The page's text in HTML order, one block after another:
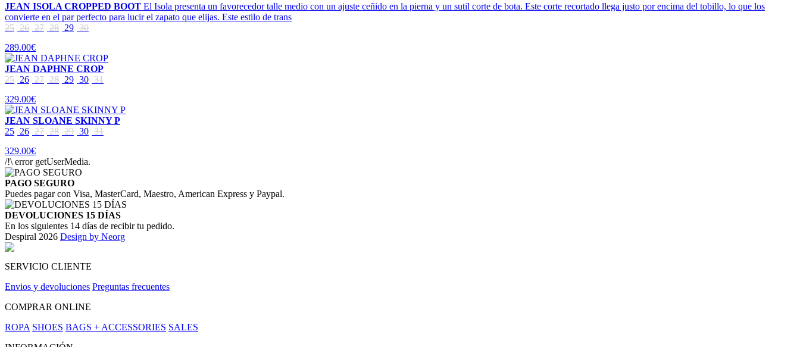
JEAN ISOLA CROPPED BOOT El Isola presenta un favorecedor talle medio con un ajuste ceñido en la pierna y un sutil corte de bota. Este corte recortado llega justo por encima del tobillo, lo que los
convierte en el par perfecto para lucir el zapato que elijas. Este estilo de trans
25 26 27 28 29 30
289.00€
JEAN DAPHNE CROP
25 26 27 28 29 30 31
329.00€
JEAN SLOANE SKINNY P
25 26 27 28 29 30 31
329.00€
/!\ error getUserMedia.
PAGO SEGURO
Puedes pagar con Visa, MasterCard, Maestro, American Express y Paypal.
DEVOLUCIONES 15 DÍAS
En los siguientes 14 días de recibir tu pedido.
Despiral 2026 Design by Neorg
SERVICIO CLIENTE
Envios y devoluciones Preguntas frecuentes
COMPRAR ONLINE
ROPA SHOES BAGS + ACCESSORIES SALES